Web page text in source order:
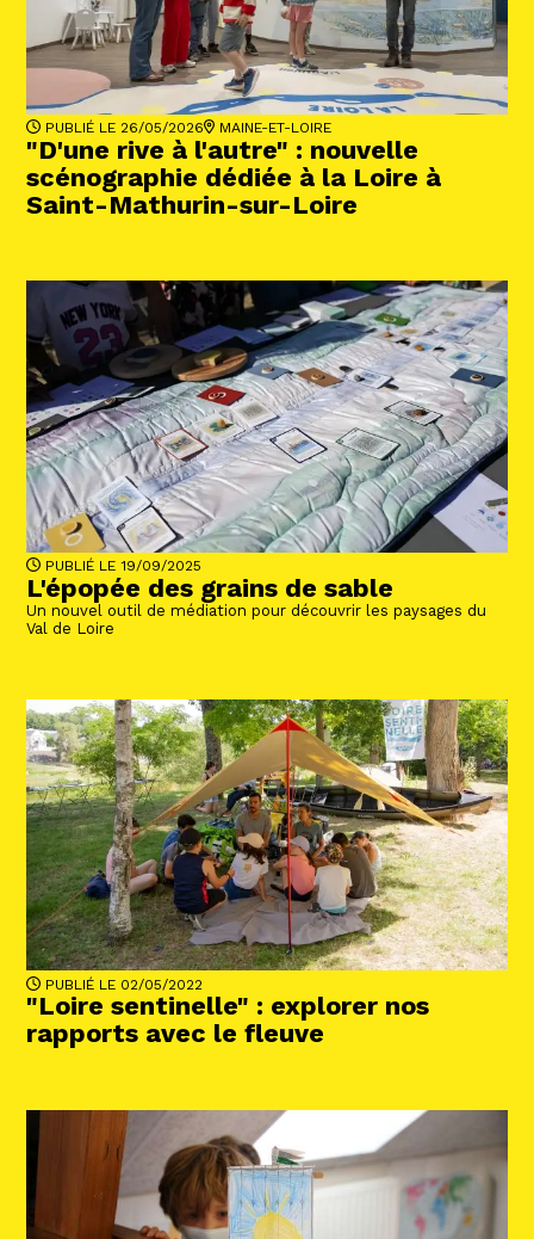
PUBLIÉ LE 26/05/2026 MAINE-ET-LOIRE
"D'une rive à l'autre" : nouvelle
scénographie dédiée à la Loire à
Saint-Mathurin-sur-Loire
PUBLIÉ LE 19/09/2025
L'épopée des grains de sable
Un nouvel outil de médiation pour découvrir les paysages du
Val de Loire
PUBLIÉ LE 02/05/2022
"Loire sentinelle" : explorer nos
rapports avec le fleuve
Abonnez-vous !
N La Newsletter
Les dernières nouvelles du Val de Loire
patrimoine mondial délivrées directement
dans votre boîte mail.